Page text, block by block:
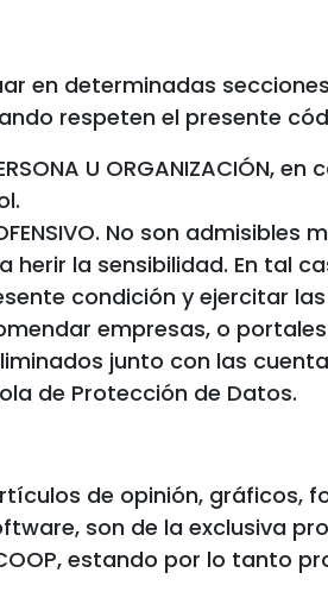
en determinadas
respeten el presente
U
OFENSIVO. No son
la sensibilidad. En tal
condición y ejercitar
empresas, o
junto con las
de Protección de Datos.
de opinión, gráficos,
son de la exclusiva
estando por lo tanto